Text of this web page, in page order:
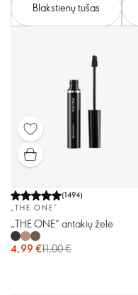
Blakstienų tušas
(1494)
„THE ONE“
„THE ONE“ antakių želė
4,99 €11,00 €